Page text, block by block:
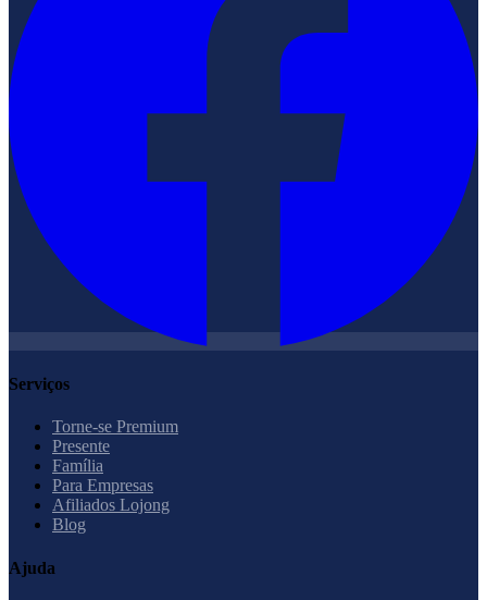
Serviços
Torne-se Premium
Presente
Família
Para Empresas
Afiliados Lojong
Blog
Ajuda